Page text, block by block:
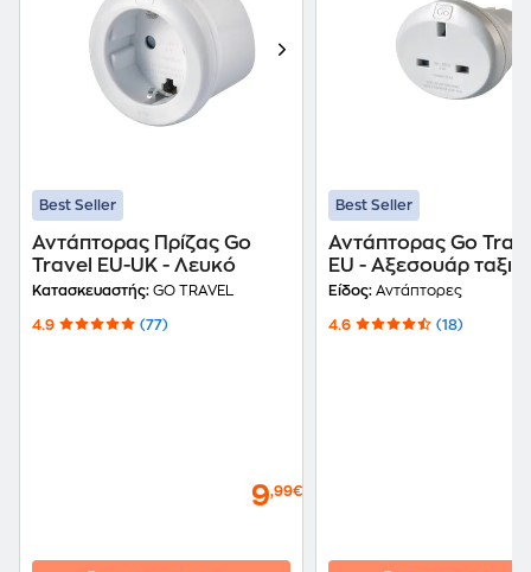
Best Seller
Αντάπτορας Πρίζας Go
Travel EU-UK - Λευκό
Κατασκευαστής: GO TRAVEL
4.9 (77)
9,99€
Best Seller
Αντάπτορας Go
EU - Αξεσουάρ
Είδος: Αντάπτορες
4.6 (18)